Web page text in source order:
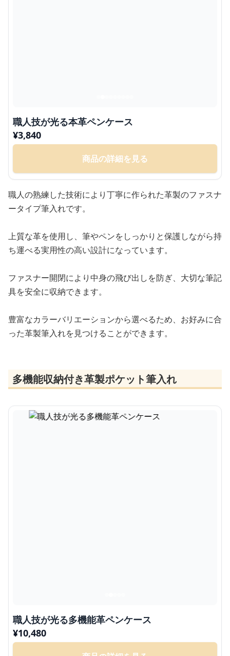
職人技が光る本革ペンケース
¥3,840
商品の詳細を見る
職人の熟練した技術により丁寧に作られた革製のファスナ
ータイプ筆入れです。
上質な革を使用し、筆やペンをしっかりと保護しながら持
ち運べる実用性の高い設計になっています。
ファスナー開閉により中身の飛び出しを防ぎ、大切な筆記
具を安全に収納できます。
豊富なカラーバリエーションから選べるため、お好みに合
った革製筆入れを見つけることができます。
多機能収納付き革製ポケット筆入れ
職人技が光る多機能革ペンケース
¥10,480